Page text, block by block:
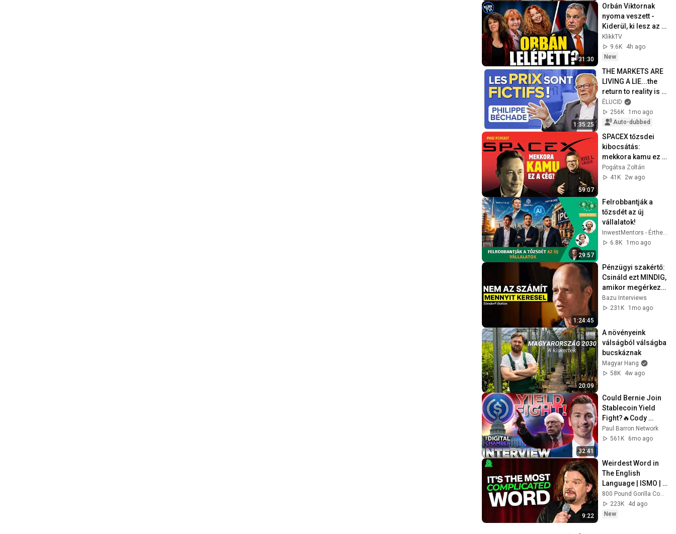
31:30
Orbán Viktornak
nyoma veszett -
Kiderül, ki lesz az új
államfő
KlikkTV
9.6K
4h ago
New
1:35:25
THE MARKETS ARE
LIVING A LIE...the
return to reality is
going to hurt! -
Philippe Béchade
ÉLUCID
256K
1mo ago
Auto-dubbed
59:07
SPACEX tőzsdei
kibocsátás:
mekkora kamu ez a
cég? ⎮🎙POGI
PODCAST Kiss L.
Pogátsa Zoltán
41K
2w ago
29:57
Felrobbantják a
tőzsdét az új
vállalatok!
InwestMentors - Érthetően A Befektetésről
6.8K
1mo ago
1:24:45
Pénzügyi szakértő:
Csináld ezt MINDIG,
amikor megérkezik
a fizetésed
Bazu Interviews
231K
1mo ago
20:09
A növényeink
válságból válságba
bucskáznak
Magyar Hang
58K
4w ago
32:41
Could Bernie Join
Stablecoin Yield
Fight?🔥Cody
Carbone
INTERVIEW🚨The
Paul Barron Network
561K
6mo ago
9:22
Weirdest Word in
The English
Language | ISMO |
Hello
223K
4d ago
New